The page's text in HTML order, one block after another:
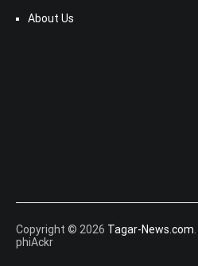
About Us
Copyright © 2026 Tagar-News.com
phiAckr